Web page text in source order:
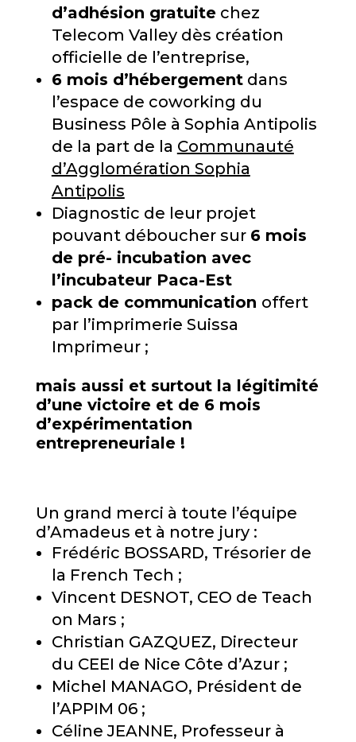
d’adhésion gratuitechez
Telecom Valley dès création
officielle de l’entreprise,
6 mois d’hébergementdans
l’espace de coworking du
Business Pôle à Sophia Antipolis
de la part de la Communauté
d’Agglomération Sophia
Antipolis
Diagnostic de leur projet
pouvant déboucher sur 6 mois
de pré- incubation avec
l’incubateur Paca-Est
pack de communication offert
par l’imprimerie Suissa
Imprimeur ;
mais aussi et surtout la légitimité
d’une victoire et de 6 mois
d’expérimentation
entrepreneuriale !
Un grand merci à toute l’équipe
d’Amadeus et à notre jury :
Frédéric BOSSARD, Trésorier de
la French Tech ;
Vincent DESNOT, CEO de Teach
on Mars ;
Christian GAZQUEZ, Directeur
du CEEI de Nice Côte d’Azur ;
Michel MANAGO, Président de
l’APPIM 06 ;
Céline JEANNE, Professeur à